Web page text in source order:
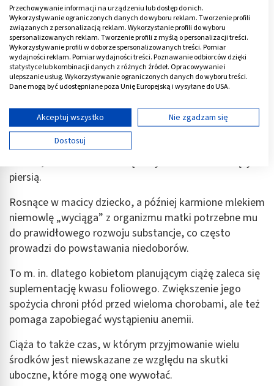
Co brać na anemię w czasie ciąży i
karmiąc piersią?
Niedokrwistość jest dolegliwością dotykającą
pacjentów w każdym wieku. Prawdopodobieństwo jej
wystąpienia wzrasta jednak w przebiegu niektórych
piersią.
Rosnące w macicy dziecko, a później karmione mlekiem
niemowlę „wyciąga” z organizmu matki potrzebne mu
do prawidłowego rozwoju substancje, co często
prowadzi do powstawania niedoborów.
To m. in. dlatego kobietom planującym ciążę zaleca się
suplementację kwasu foliowego. Zwiększenie jego
spożycia chroni płód przed wieloma chorobami, ale też
pomaga zapobiegać wystąpieniu anemii.
Ciąża to także czas, w którym przyjmowanie wielu
środków jest niewskazane ze względu na skutki
uboczne, które mogą one wywołać.
Przechowywanie informacji na urządzeniu lub dostęp do nich.
Wykorzystywanie ograniczonych danych do wyboru reklam. Tworzenie profili
związanych z personalizacją reklam. Wykorzystanie profili do wyboru
spersonalizowanych reklam. Tworzenie profili z myślą o personalizacji treści.
Wykorzystywanie profili w doborze spersonalizowanych treści. Pomiar
wydajności reklam. Pomiar wydajności treści. Poznawanie odbiorców dzięki
statystyce lub kombinacji danych z różnych źródeł. Opracowywanie i
ulepszanie usług. Wykorzystywanie ograniczonych danych do wyboru treści.
Dane mogą być udostępniane poza Unię Europejską i wysyłane do USA.
Wyświetl listę partnerów (11 dostawców IAB)
Używamy Twoich danych w następujących celach:
Cele przetwarzania IAB:
Przechowywanie informacji na urządzeniu lub
dostęp do nich
Wykorzystywanie ograniczonych danych do
wyboru reklam
Tworzenie profili w celu spersonalizowanych
reklam
Wykorzystanie profili do wyboru
spersonalizowanych reklam
Tworzenie profili w celu personalizacji treści
spersonalizowanych treści
Pomiar efektywności reklam
Akceptuj wszystko
Nie zgadzam się
Dostosuj